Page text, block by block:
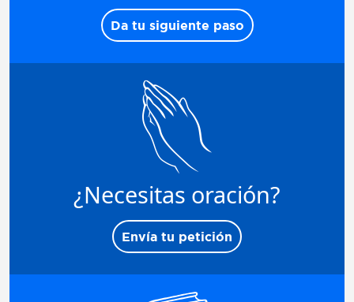
Da tu siguiente paso
¿Necesitas oración?
Envía tu petición